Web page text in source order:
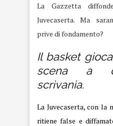
La Gazzetta
Juvecaserta. Ma
prive di fondamento?
Il basket
scena a
scrivania.
La Juvecaserta, con
ritiene false e